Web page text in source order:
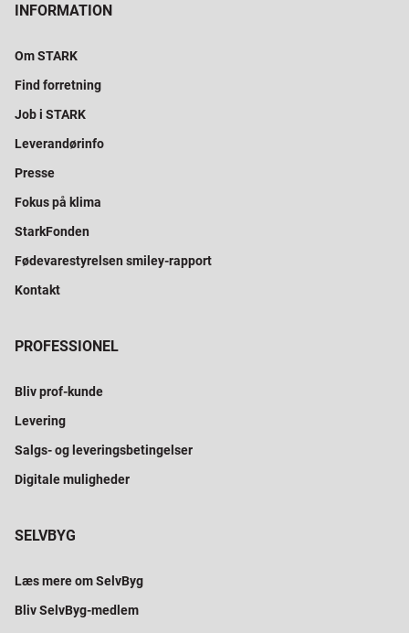
INFORMATION
Om STARK
Find forretning
Job i STARK
Leverandørinfo
Presse
Fokus på klima
StarkFonden
Fødevarestyrelsen smiley-rapport
Kontakt
PROFESSIONEL
Bliv prof-kunde
Levering
Salgs- og leveringsbetingelser
Digitale muligheder
SELVBYG
Læs mere om SelvByg
Bliv SelvByg-medlem